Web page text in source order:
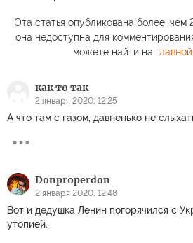
Эта статья опубликована более, чем
она недоступна для
можете найти на
как то так
2 января 2020, 12:25
А что там с газом, давненько не
Donproperdon
2 января 2020, 12:48
Вот и дедушка Ленин погорячился с
утопией.